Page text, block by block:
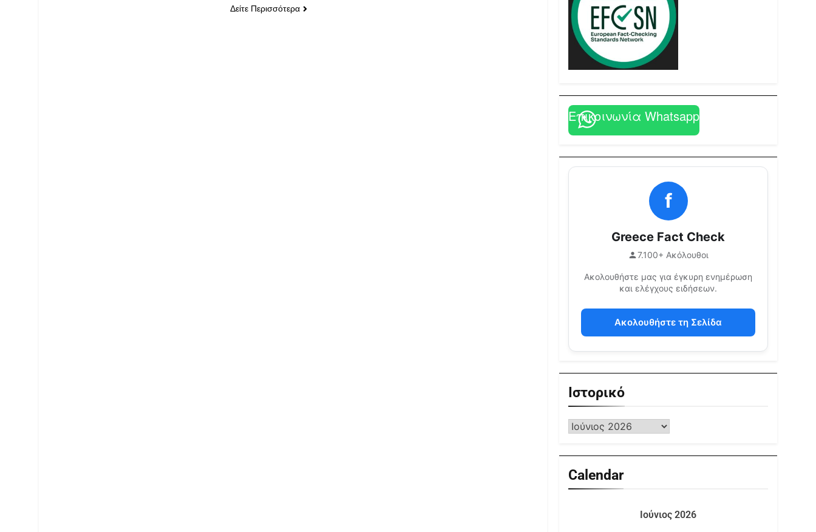
Δείτε Περισσότερα
Επικοινωνία Whatsapp
f
Greece Fact Check
7.100+ Ακόλουθοι
Ακολουθήστε μας για έγκυρη ενημέρωση
και ελέγχους ειδήσεων.
Ακολουθήστε τη Σελίδα
Ιστορικό
Calendar
Ιούνιος 2026